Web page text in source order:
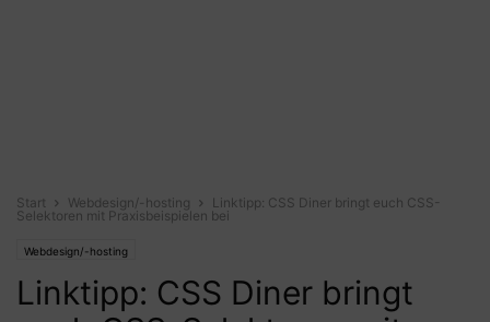
Start Webdesign/-hosting
Linktipp: CSS Diner bringt euch CSS-
Selektoren mit Praxisbeispielen bei
Webdesign/-hosting
Linktipp: CSS Diner bringt